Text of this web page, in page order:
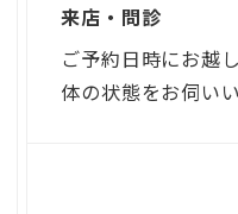
来店・問診
ご予約日時にお越
体の状態をお伺い